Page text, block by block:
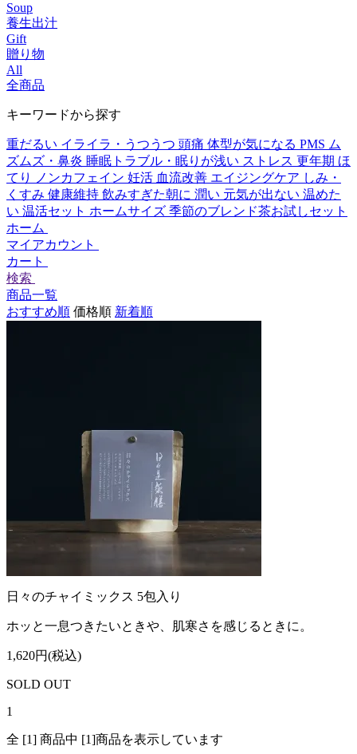
Soup
養生出汁
Gift
贈り物
All
全商品
キーワードから探す
重だるい イライラ・うつうつ 頭痛 体型が気になる PMS ム
ズムズ・鼻炎 睡眠トラブル・眠りが浅い ストレス 更年期 ほ
てり
ノンカフェイン 妊活 血流改善 エイジングケア しみ・
くすみ 健康維持 飲みすぎた朝に 潤い 元気が出ない 温めた
い 温活セット ホームサイズ 季節のブレンド茶お試しセット
ホーム
マイアカウント
カート
検索
商品一覧
おすすめ順 価格順 新着順
日々のチャイミックス 5包入り
ホッと一息つきたいときや、肌寒さを感じるときに。
1,620円(税込)
SOLD OUT
1
全 [1] 商品中 [1]商品を表示しています